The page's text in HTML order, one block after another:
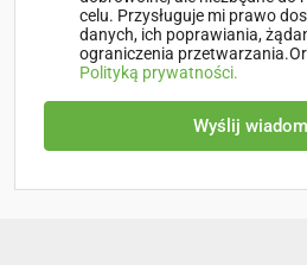
celu. Przysługuje mi prawo
danych, ich poprawiania,
ograniczenia
Polityką prywatności.
Wyślij